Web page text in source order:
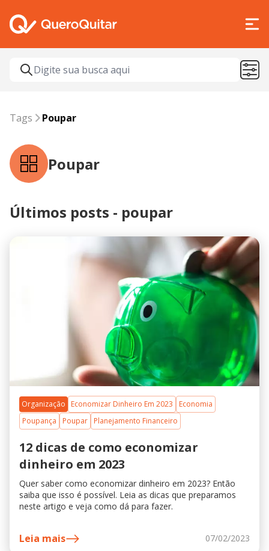
Tags poupar
Tags Poupar
Poupar
Últimos posts - poupar
Organização Economizar Dinheiro Em 2023
Economia
Poupança
Poupar Planejamento Financeiro
12 dicas de como economizar
dinheiro em 2023
Quer saber como economizar dinheiro em 2023? Então
saiba que isso é possível. Leia as dicas que preparamos
neste artigo e veja como dá para fazer.
Leia mais 07/02/2023